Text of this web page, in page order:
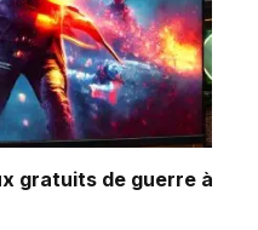
gratuits de guerre à